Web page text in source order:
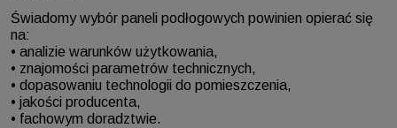
Świadomy wybór paneli podłogowych powinien opierać się
na:
• analizie warunków użytkowania,
• znajomości parametrów technicznych,
• dopasowaniu technologii do pomieszczenia,
• jakości producenta,
• fachowym doradztwie.